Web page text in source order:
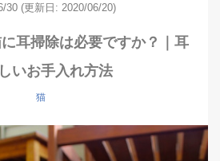
30 (更新日: 2020/06/20)
に耳掃除は必要ですか？｜耳
いお手入れ方法
猫